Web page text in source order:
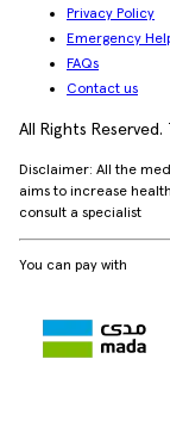
Privacy Policy
Emergency
FAQs
Contact us
All Rights
Disclaimer: All the
aims to increase
consult a specialist
You can pay with